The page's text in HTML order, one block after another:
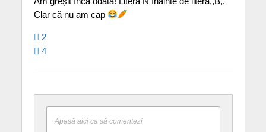
Clar că nu am cap
2
4
Apasă aici ca să comentezi